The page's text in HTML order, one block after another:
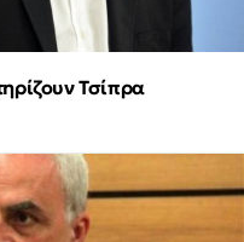
Τσίπρα